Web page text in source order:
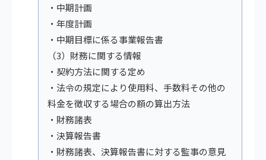
・中期計画
・年度計画
・中期目標に係る事業報告書
（3）財務に関する情報
・契約方法に関する定め
・法令の規定により使用料、手数料その他の
料金を徴収する場合の額の算出方法
・財務諸表
・決算報告書
・財務諸表、決算報告書に対する監事の意見